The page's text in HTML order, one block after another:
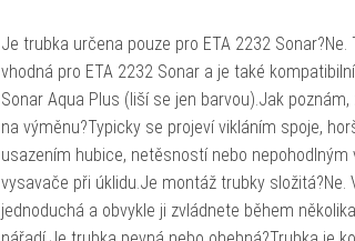
Je trubka určena pouze pro ETA 2232 Sonar?Ne.
vhodná pro ETA 2232 Sonar a je také
Sonar Aqua Plus (liší se jen barvou).Jak poznám,
na výměnu?Typicky se projeví vikláním spoje,
usazením hubice, netěsností nebo nepohodlným
vysavače při úklidu.Je montáž trubky složitá?Ne.
jednoduchá a obvykle ji zvládnete během